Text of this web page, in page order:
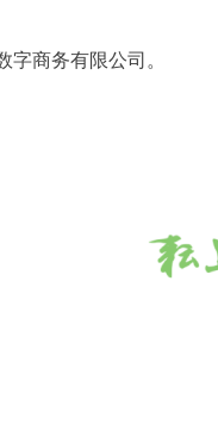
商务有限公司。